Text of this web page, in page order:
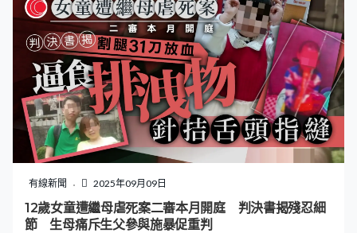
傳媒報道，今年8月底，上海的馬女士用手機掃碼使用一輛
青桔單車，但騎了沒幾分鐘危險就來，突然車輪被鎖住
了。在慣性作用下，突如其來的煞車讓馬女士措手不及，
向前摔了一大跤。醫院診斷馬女士的右腳有三處骨折，兩
腿都有軟組織挫傷，差點還要手術開刀，至少需要休養一
個月。事後馬女士聯繫共享單車運營方，對方卻稱後台沒
有記錄顯示存在自動落鎖信息，指可能是鏈條故障所致。
報道指據粗略統計，網民爆料在騎行過程中突然落鎖的共
享單車，涉及多個不同平台，至少有41宗案例。調查發現
類似的情況曾在上海、北京多地發生，除了滴滴青桔之
外，還涉及到哈囉單車。多位用戶摔倒後向平台反饋，得
到的回應是沒有記錄。 平台擁最終解釋權 網民：花錢還
有線新聞 2025年09月09日
12歲女童遭繼母虐死案二審本月開庭 判決書揭殘忍細
節 生母痛斥生父參與施暴促重判